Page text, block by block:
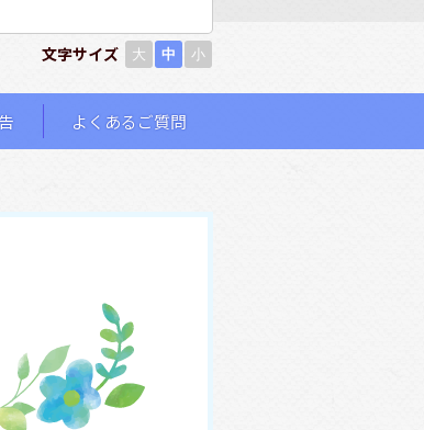
文字サイズ
大 中 小
よくあるご質問